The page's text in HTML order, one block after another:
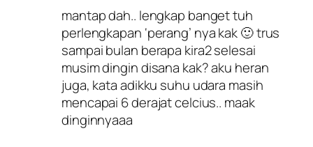
mantap dah.. lengkap banget tuh
perlengkapan ‘perang’ nya kak 🙂 trus
sampai bulan berapa kira2 selesai
musim dingin disana kak? aku heran
juga, kata adikku suhu udara masih
mencapai 6 derajat celcius.. maak
dinginnyaaa